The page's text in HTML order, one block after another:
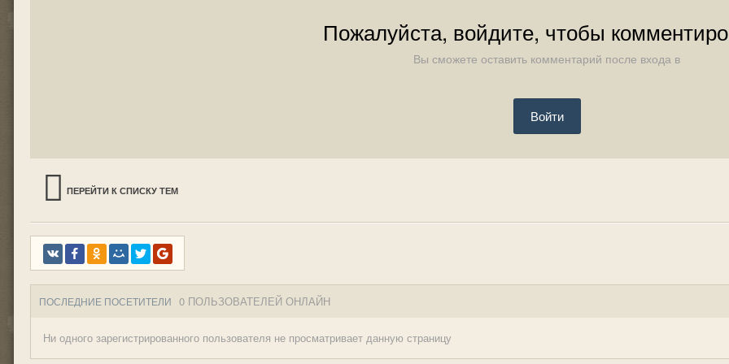
Пожалуйста, войдите, чтобы
Вы сможете оставить комментарий после входа в
Войти
ПЕРЕЙТИ К СПИСКУ ТЕМ
ПОСЛЕДНИЕ ПОСЕТИТЕЛИ 0 ПОЛЬЗОВАТЕЛЕЙ ОНЛАЙН
Ни одного зарегистрированного пользователя не просматривает данную страницу